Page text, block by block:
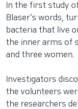
In the first study
Blaser's words,
bacteria that live
the inner arms of
and three women.
Investigators
the volunteers
the researchers